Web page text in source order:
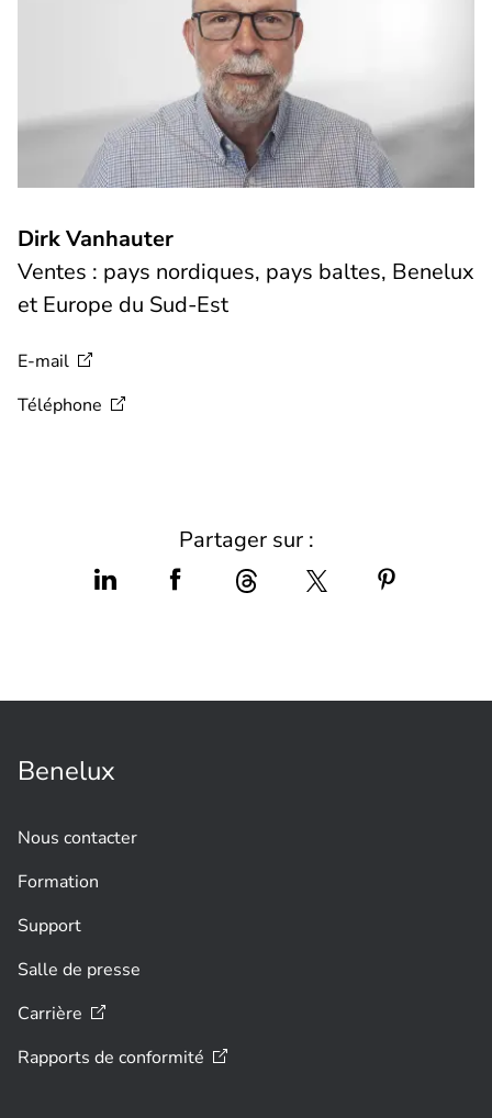
Dirk Vanhauter
Ventes : pays nordiques, pays baltes, Benelux
et Europe du Sud-Est
E-mail
Téléphone
Partager sur :
Benelux
Nous contacter
Formation
Support
Salle de presse
Carrière
Rapports de conformité